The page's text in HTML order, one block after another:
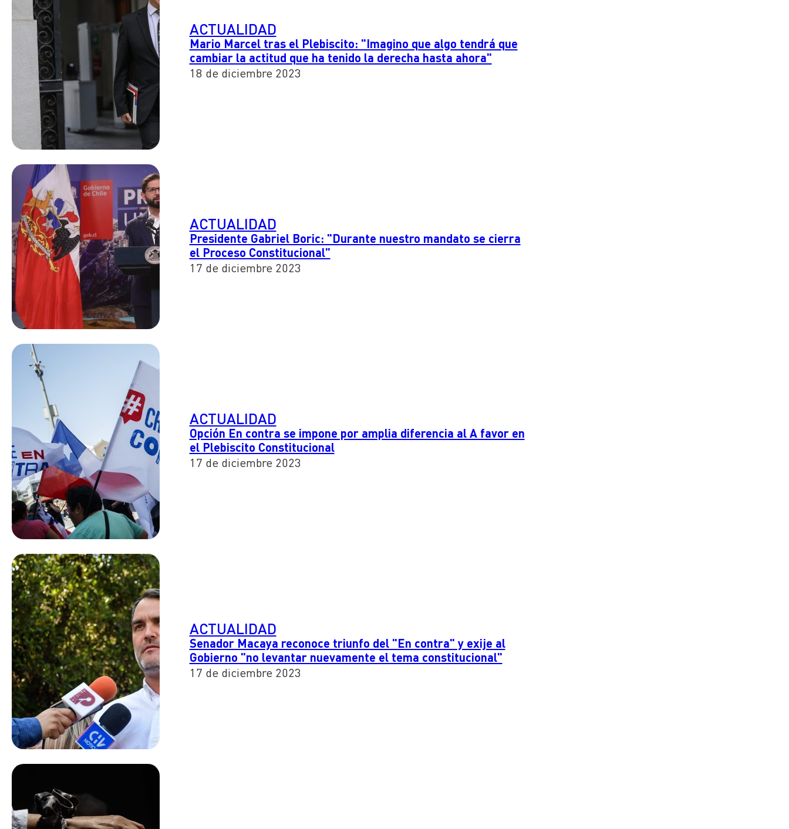
ACTUALIDAD
Mario Marcel tras el Plebiscito: "Imagino que algo tendrá que
cambiar la actitud que ha tenido la derecha hasta ahora"
18 de diciembre 2023
ACTUALIDAD
Presidente Gabriel Boric: "Durante nuestro mandato se cierra
el Proceso Constitucional"
17 de diciembre 2023
ACTUALIDAD
Opción En contra se impone por amplia diferencia al A favor en
el Plebiscito Constitucional
17 de diciembre 2023
ACTUALIDAD
Senador Macaya reconoce triunfo del "En contra" y exije al
Gobierno "no levantar nuevamente el tema constitucional"
17 de diciembre 2023